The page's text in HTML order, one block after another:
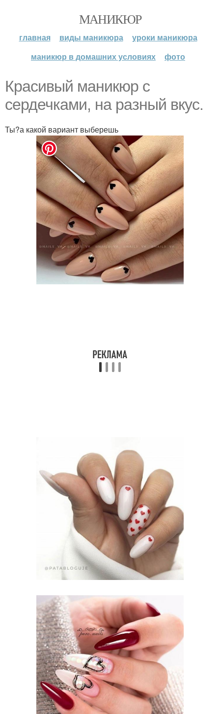
МАНИКЮР
главная виды маникюра
уроки маникюра
маникюр в домашних условиях
фото
Красивый маникюр с
сердечками, на разный вкус.
Ты?а какой вариант выберешь